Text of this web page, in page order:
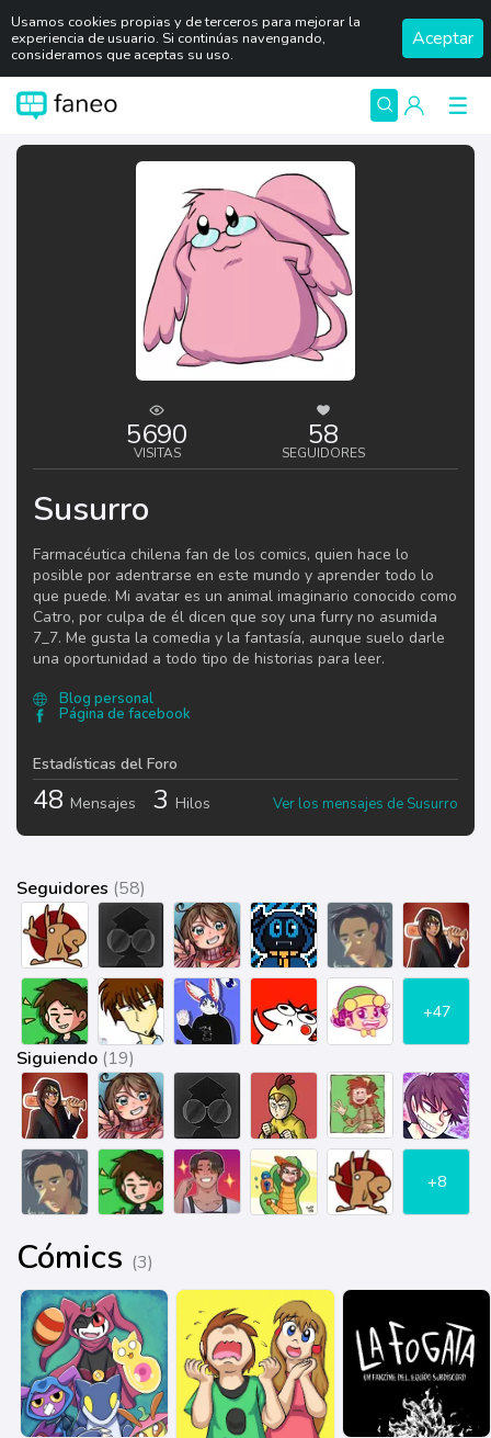
Usamos cookies propias y de terceros para mejorar la
experiencia de usuario. Si continúas navengando,
consideramos que aceptas su uso.
Aceptar
5690
VISITAS
58
SEGUIDORES
Susurro
Farmacéutica chilena fan de los comics, quien hace lo
posible por adentrarse en este mundo y aprender todo lo
que puede. Mi avatar es un animal imaginario conocido como
Catro, por culpa de él dicen que soy una furry no asumida
7_7. Me gusta la comedia y la fantasía, aunque suelo darle
una oportunidad a todo tipo de historias para leer.
Blog personal
Página de facebook
Estadísticas del Foro
48 Mensajes 3 Hilos Ver los mensajes de Susurro
Seguidores (58)
+47
Siguiendo (19)
+8
Cómics (3)